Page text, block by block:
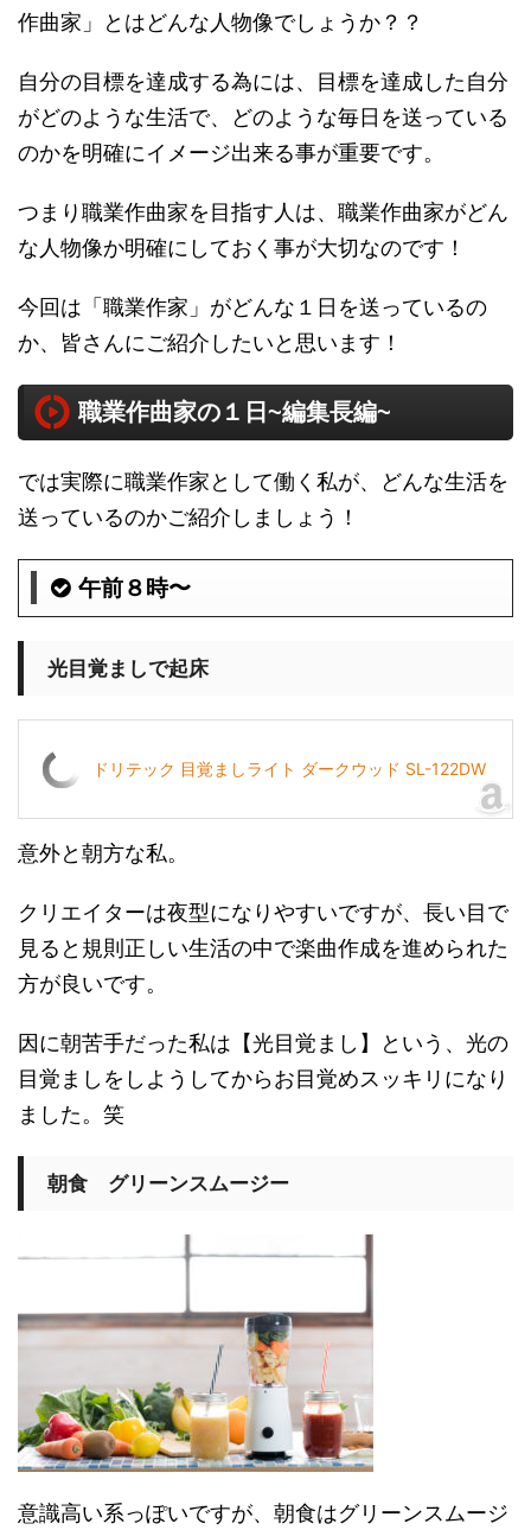
作曲家」とはどんな人物像でしょうか？？
自分の目標を達成する為には、目標を達成した自分
がどのような生活で、どのような毎日を送っている
のかを明確にイメージ出来る事が重要です。
つまり職業作曲家を目指す人は、職業作曲家がどん
な人物像か明確にしておく事が大切なのです！
今回は「職業作家」がどんな１日を送っているの
か、皆さんにご紹介したいと思います！
職業作曲家の１日~編集長編~
では実際に職業作家として働く私が、どんな生活を
送っているのかご紹介しましょう！
午前８時〜
光目覚ましで起床
ドリテック 目覚ましライト ダークウッド SL-122DW
意外と朝方な私。
クリエイターは夜型になりやすいですが、長い目で
見ると規則正しい生活の中で楽曲作成を進められた
方が良いです。
因に朝苦手だった私は【光目覚まし】という、光の
目覚ましをしようしてからお目覚めスッキリになり
ました。笑
朝食 グリーンスムージー
意識高い系っぽいですが、朝食はグリーンスムージ